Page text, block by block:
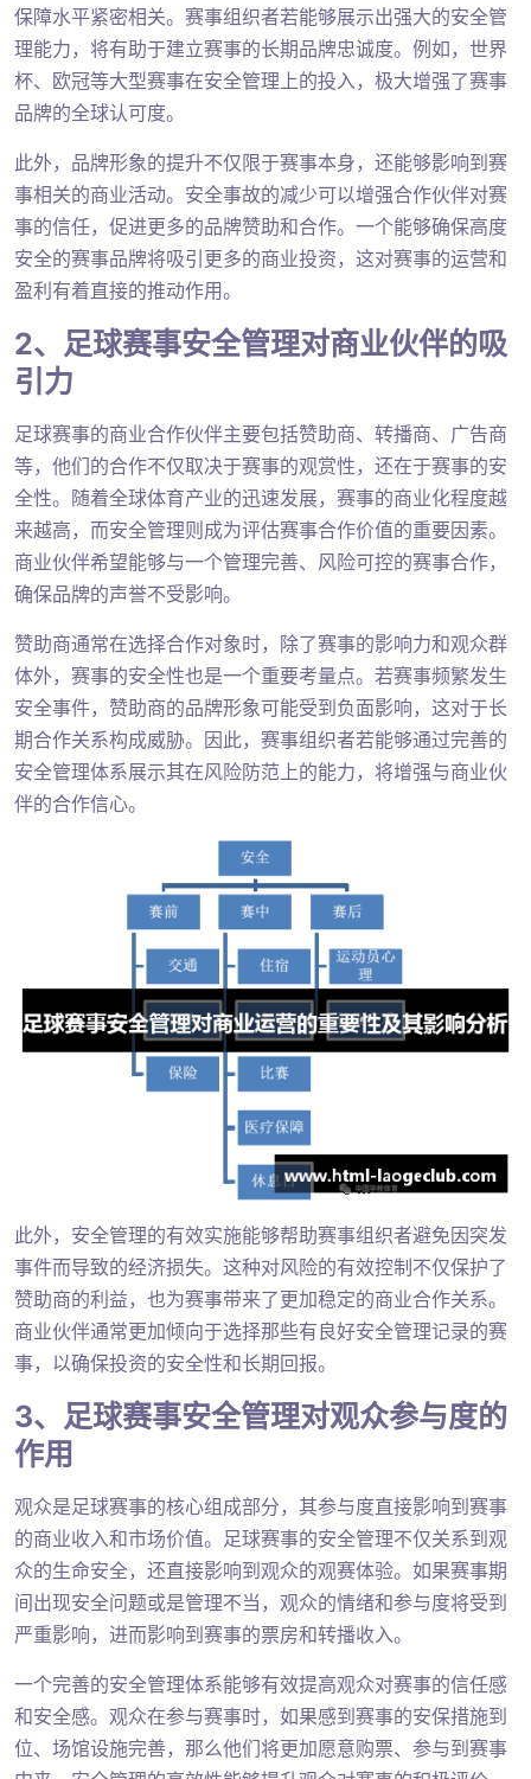
保障水平紧密相关。赛事组织者若能够展示出强大的安全管
理能力，将有助于建立赛事的长期品牌忠诚度。例如，世界
杯、欧冠等大型赛事在安全管理上的投入，极大增强了赛事
品牌的全球认可度。
此外，品牌形象的提升不仅限于赛事本身，还能够影响到赛
事相关的商业活动。安全事故的减少可以增强合作伙伴对赛
事的信任，促进更多的品牌赞助和合作。一个能够确保高度
安全的赛事品牌将吸引更多的商业投资，这对赛事的运营和
盈利有着直接的推动作用。
2、足球赛事安全管理对商业伙伴的吸
引力
足球赛事的商业合作伙伴主要包括赞助商、转播商、广告商
等，他们的合作不仅取决于赛事的观赏性，还在于赛事的安
全性。随着全球体育产业的迅速发展，赛事的商业化程度越
来越高，而安全管理则成为评估赛事合作价值的重要因素。
商业伙伴希望能够与一个管理完善、风险可控的赛事合作，
确保品牌的声誉不受影响。
赞助商通常在选择合作对象时，除了赛事的影响力和观众群
体外，赛事的安全性也是一个重要考量点。若赛事频繁发生
安全事件，赞助商的品牌形象可能受到负面影响，这对于长
期合作关系构成威胁。因此，赛事组织者若能够通过完善的
安全管理体系展示其在风险防范上的能力，将增强与商业伙
伴的合作信心。
此外，安全管理的有效实施能够帮助赛事组织者避免因突发
事件而导致的经济损失。这种对风险的有效控制不仅保护了
赞助商的利益，也为赛事带来了更加稳定的商业合作关系。
商业伙伴通常更加倾向于选择那些有良好安全管理记录的赛
事，以确保投资的安全性和长期回报。
3、足球赛事安全管理对观众参与度的
作用
观众是足球赛事的核心组成部分，其参与度直接影响到赛事
的商业收入和市场价值。足球赛事的安全管理不仅关系到观
众的生命安全，还直接影响到观众的观赛体验。如果赛事期
间出现安全问题或是管理不当，观众的情绪和参与度将受到
严重影响，进而影响到赛事的票房和转播收入。
一个完善的安全管理体系能够有效提高观众对赛事的信任感
和安全感。观众在参与赛事时，如果感到赛事的安保措施到
位、场馆设施完善，那么他们将更加愿意购票、参与到赛事